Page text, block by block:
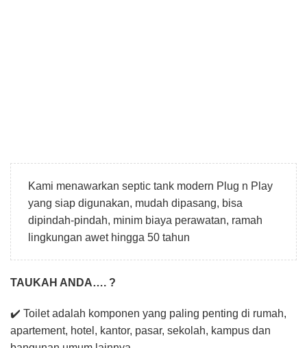
Kami menawarkan septic tank modern Plug n Play
yang siap digunakan, mudah dipasang, bisa
dipindah-pindah, minim biaya perawatan, ramah
lingkungan awet hingga 50 tahun
TAUKAH ANDA…. ?
✔️ Toilet adalah komponen yang paling penting di rumah,
apartement, hotel, kantor, pasar, sekolah, kampus dan